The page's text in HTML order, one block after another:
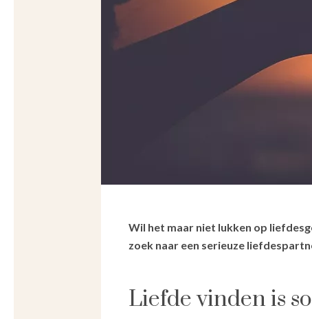
Wil het maar niet lukken op
zoek naar een serieuze
Liefde vinden is